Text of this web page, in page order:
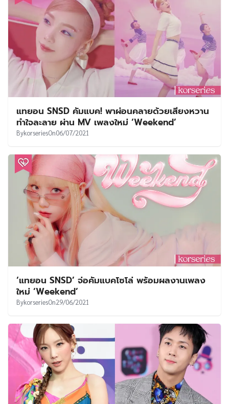
แทยอน SNSD คัมแบค! พาผ่อนคลายด้วยเสียงหวาน
ทำใจละลาย ผ่าน MV เพลงใหม่ ‘Weekend’
BykorseriesOn06/07/2021
‘แทยอน SNSD’ จ่อคัมแบคโซโล่ พร้อมผลงานเพลง
ใหม่ ‘Weekend’
BykorseriesOn29/06/2021